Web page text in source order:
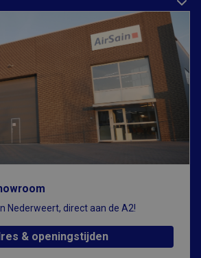
Nederweert, direct aan de A2!
& openingstijden